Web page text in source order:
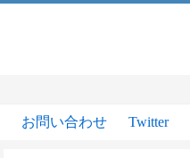
お問い合わせ Twitter